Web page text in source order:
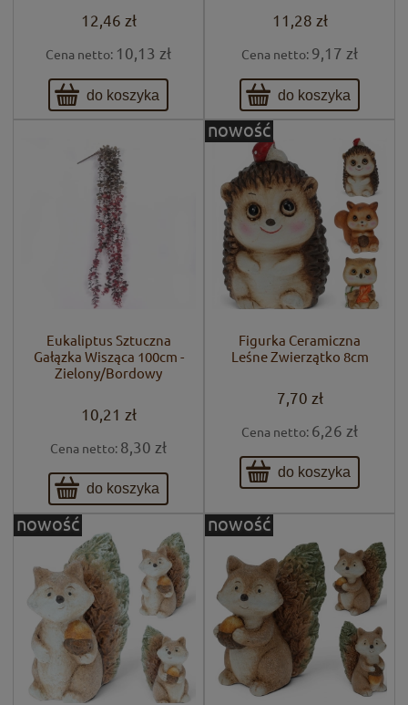
12,46 zł
Cena netto: 10,13 zł
do koszyka
11,28 zł
Cena netto: 9,17 zł
do koszyka
Eukaliptus Sztuczna
Gałązka Wisząca 100cm -
Zielony/Bordowy
10,21 zł
Cena netto: 8,30 zł
do koszyka
Figurka Ceramiczna
Leśne Zwierzątko 8cm
7,70 zł
Cena netto: 6,26 zł
do koszyka
nowość
nowość nowość